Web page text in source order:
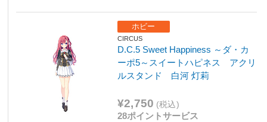
ホビー
CIRCUS
D.C.5 Sweet Happiness ～ダ・カ
ーポ5～スイートハピネス アクリ
ルスタンド 白河 灯莉
¥2,750 (税込)
28ポイントサービス